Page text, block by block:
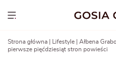
Show menu
Strona główna Lifestyle
Ałbena
pierwsze pięćdziesiąt stron powieści